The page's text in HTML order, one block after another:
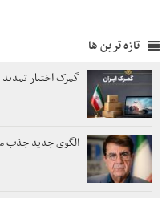
تازه ترین ها
گمرک اختیار تمدید
الگوی جدید جذب